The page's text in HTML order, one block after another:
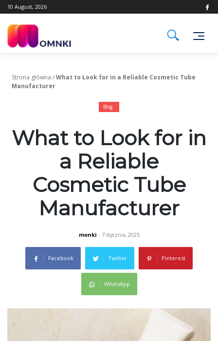
Skip
to
10 August, 2026
Strona główna /What to Look for in a Reliable Cosmetic Tube
Manufacturer
Blog
What to Look for in
a Reliable
Cosmetic Tube
Manufacturer
monki - 7 stycznia, 2025
Facebook Twitter Pinterest
WhatsApp